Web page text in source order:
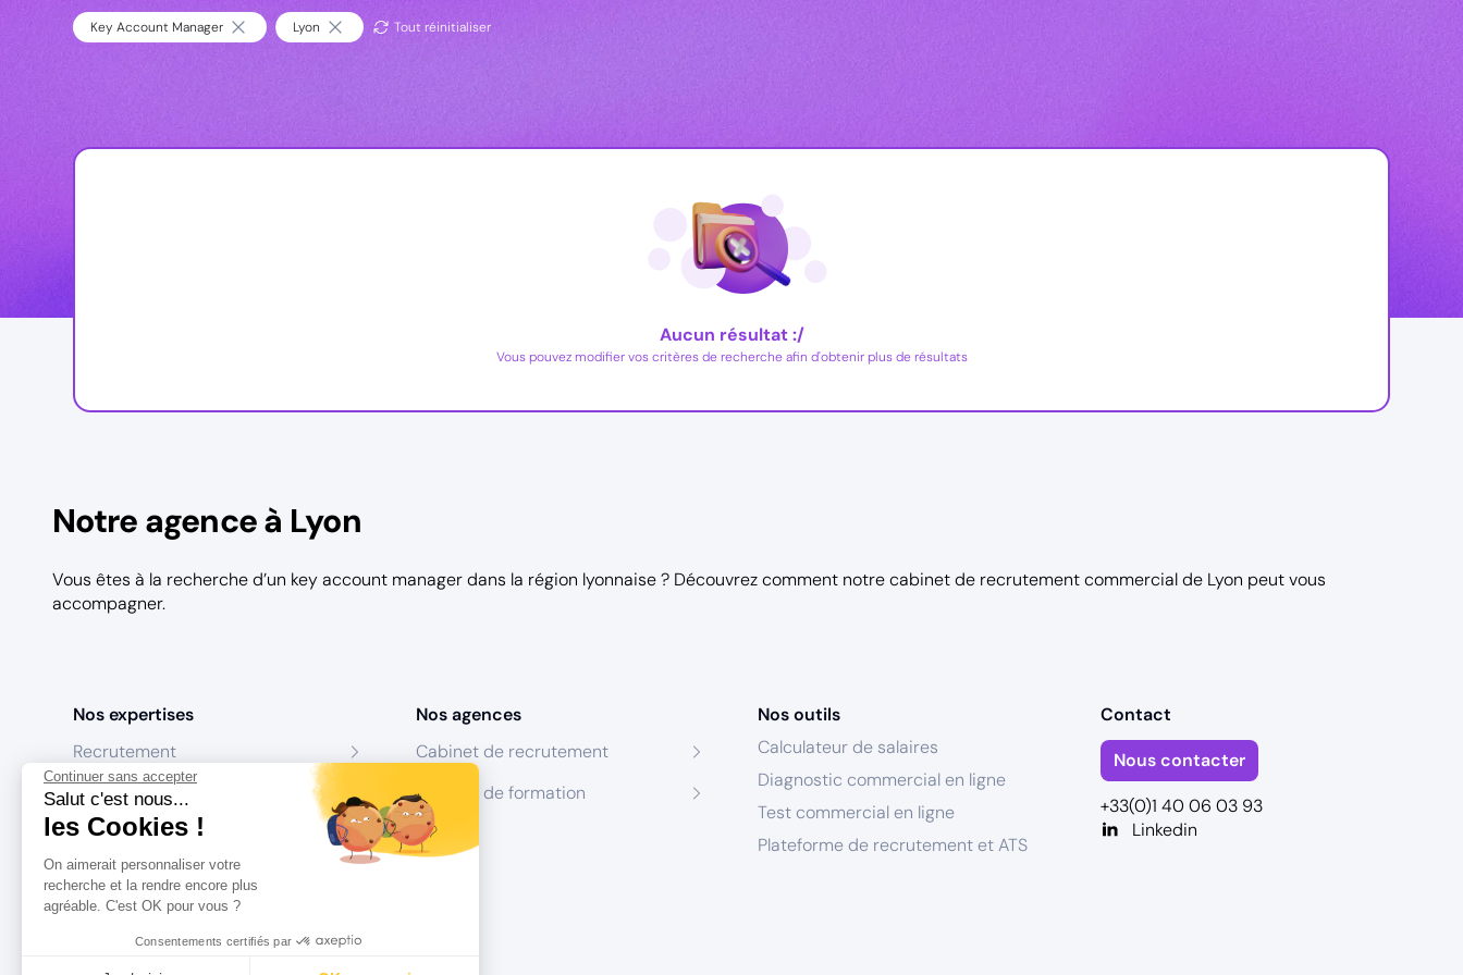
Continuer sans accepter
Salut c'est nous...
les Cookies !
On aimerait personnaliser votre
recherche et la rendre encore plus
agréable. C'est OK pour vous ?
Consentements certifiés par
Key Account Manager Lyon Tout réinitialiser
Aucun résultat :/
Vous pouvez modifier vos critères de recherche afin d'obtenir plus de résultats
Notre agence à Lyon
Vous êtes à la recherche d’un key account manager dans la région lyonnaise ? Découvrez comment notrecabinet de recrutement commercial de Lyon peut vous
accompagner.
Nos expertises
Recrutement
Formation
Coaching
Conseil
Nos agences
Cabinet de recrutement
Centres de formation
Nos outils
Calculateur de salaires
Diagnostic commercial en ligne
Test commercial en ligne
Plateforme de recrutement et ATS
Contact
Nous contacter
+33(0)1 40 06 03 93
Linkedin